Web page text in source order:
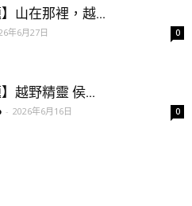
】山在那裡，越...
年6月27日 0
】越野精靈 侯...
- 2026年6月16日 0